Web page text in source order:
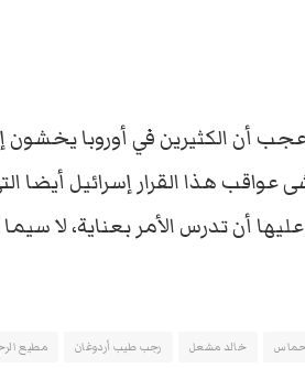
أن الكثيرين في أوروبا يخشون
عواقب هذا القرار إسرائيل أيضا
عليها أن تدرس الأمر بعناية، لا
خالد مشعل رجب طيب أردوغان مطيع